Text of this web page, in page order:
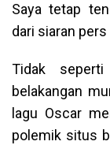
Saya tetap
dari siaran
Tidak
belakangan
lagu Oscar
polemik situs